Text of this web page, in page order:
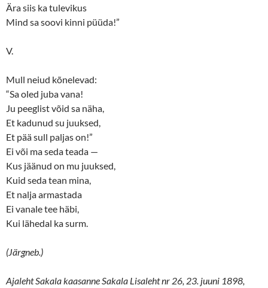
Ära siis ka tulevikus
Mind sa soovi kinni püüda!”
V.
Mull neiud kõnelevad:
“Sa oled juba vana!
Ju peeglist võid sa näha,
Et kadunud su juuksed,
Et pää sull paljas on!”
Ei või ma seda teada —
Kus jäänud on mu juuksed,
Kuid seda tean mina,
Et nalja armastada
Ei vanale tee häbi,
Kui lähedal ka surm.
(Järgneb.)
Ajaleht Sakala kaasanne Sakala Lisaleht nr 26, 23. juuni 1898,